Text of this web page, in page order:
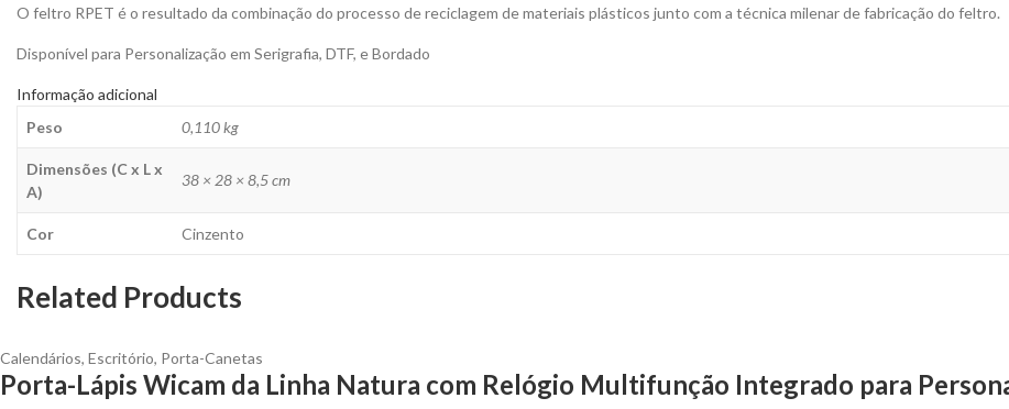
O feltro RPET é o resultado da combinação do processo de reciclagem de materiais plásticos junto com a técnica milenar de fabricação do feltro.
Disponível para Personalização em Serigrafia, DTF, e Bordado
Informação adicional
Peso
0,110 kg
Dimensões (C x L x
A)
38 × 28 × 8,5 cm
Cor Cinzento
Related Products
Calendários, Escritório, Porta-Canetas
Porta-Lápis Wicam da Linha Natura com Relógio Multifunção Integrado para